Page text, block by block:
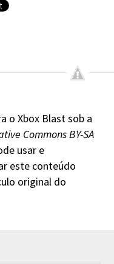
o Xbox Blast sob a
Commons BY-SA
usar e
este conteúdo
original do